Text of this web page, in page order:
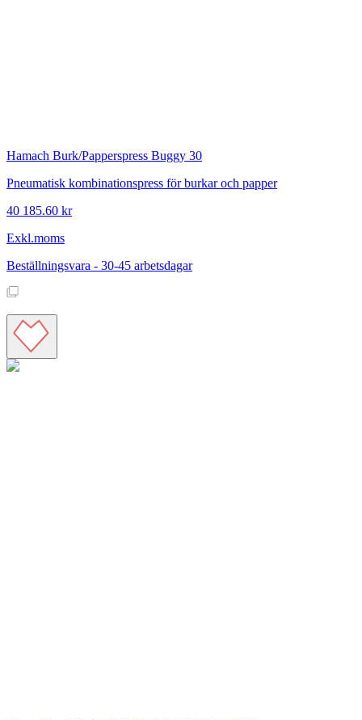
Hamach Burk/Papperspress Buggy 30
Pneumatisk kombinationspress för burkar och papper
40 185.60 kr
Exkl.moms
Beställningsvara - 30-45 arbetsdagar